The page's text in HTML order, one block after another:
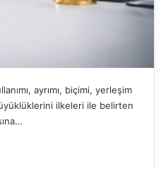
ayrımı, biçimi, yerleşim
ilkeleri ile belirten